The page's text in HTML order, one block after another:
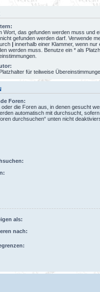
Wort, das gefunden werden muss und
gefunden werden darf. Verwende
| innerhalb einer Klammer, wenn nur
werden muss. Benutze ein * als
für teilweise
Foren:
die Foren aus, in denen gesucht
automatisch mit durchsucht,
durchsuchen“ unten nicht
als:
nach: